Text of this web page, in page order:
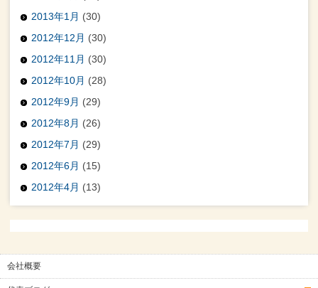
2013年1月 (30)
2012年12月 (30)
2012年11月 (30)
2012年10月 (28)
2012年9月 (29)
2012年8月 (26)
2012年7月 (29)
2012年6月 (15)
2012年4月 (13)
会社概要